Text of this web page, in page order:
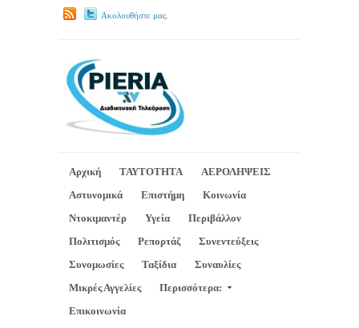
Ακολουθήστε μας.
Αρχική ΤΑΥΤΟΤΗΤΑ
ΑΕΡΟΛΗΨΕΙΣ
Αστυνομικά
Επιστήμη
Κοινωνία
Ντοκιμαντέρ
Υγεία
Περιβάλλον
Πολιτισμός
Ρεπορτάζ
Συνεντεύξεις
Συνομωσίες
Ταξίδια
Συναυλίες
Μικρές Αγγελίες
Περισσότερα:
Επικοινωνία